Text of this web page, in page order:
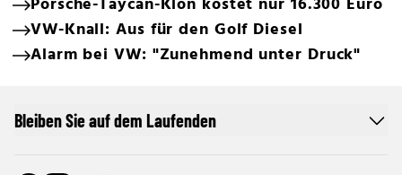
VW-Knall: Aus für den Golf Diesel
Alarm bei VW: "Zunehmend unter Druck"
Bleiben Sie auf dem Laufenden